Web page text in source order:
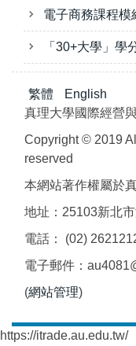
電子商務課程模
「30+大學」學
繁體
English
真理大學國際經營
Copyright © 2019
reserved
本網站著作權屬於
地址：25103新北
電話： (02)
電子郵件：
(網站管理)
https://itrade.au.edu.tw/